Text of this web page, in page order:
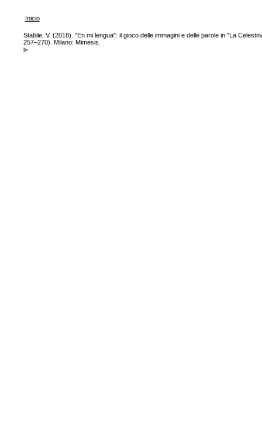
Inicio
Stabile, V. (2018). "En mi lengua": il gioco delle immagini e delle parole in "La
257–270). Milano: Mimesis.